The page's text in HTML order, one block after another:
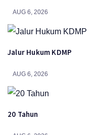
AUG 6, 2026
Jalur Hukum KDMP
AUG 6, 2026
20 Tahun